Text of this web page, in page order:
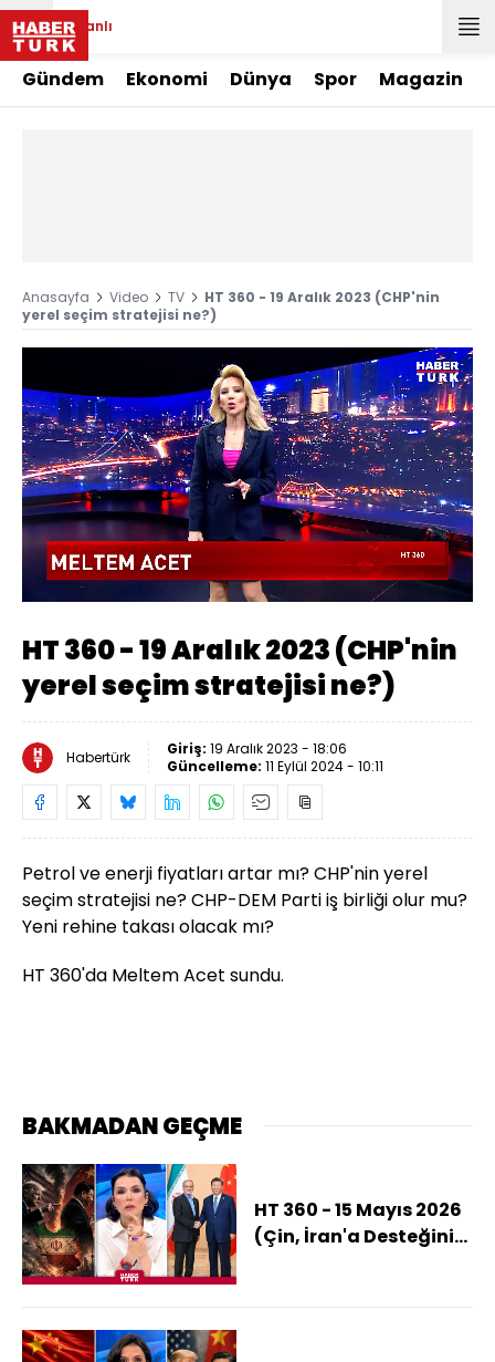
Canlı
Gündem Ekonomi Dünya Spor Magazin
Anasayfa Video TV
HT 360 - 19 Aralık 2023 (CHP'nin
yerel seçim stratejisi ne?)
Sesi
Aç
Yüklendi:
0.79%
Oynatma
Hızı
HT 360 - 19 Aralık 2023 (CHP'nin
yerel seçim stratejisi ne?)
Habertürk Giriş: 19 Aralık 2023 - 18:06
Güncelleme: 11 Eylül 2024 - 10:11
Petrol ve enerji fiyatları artar mı? CHP'nin yerel
seçim stratejisi ne? CHP-DEM Parti iş birliği olur mu?
Yeni rehine takası olacak mı?
HT 360'da Meltem Acet sundu.
BAKMADAN GEÇME
HT 360 - 15 Mayıs 2026
(Çin, İran'a Desteğini